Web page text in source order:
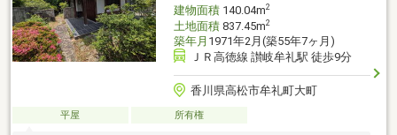
建物面積140.04m2
土地面積837.45m2
築年月 1971年2月(築55年7ヶ月)
ＪＲ高徳線 讃岐牟礼駅 徒歩9分
香川県高松市牟礼町大町
平屋 所有権